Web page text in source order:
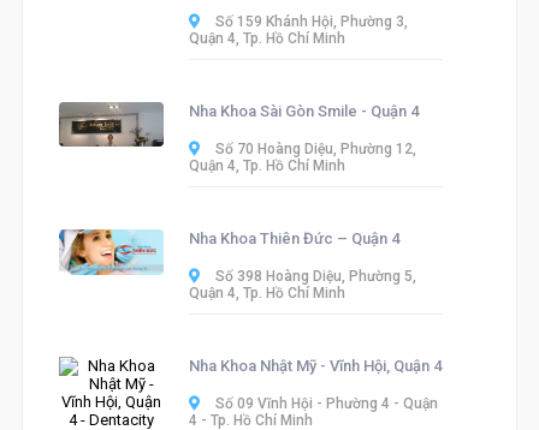
Số 159 Khánh Hội, Phường 3,
Quận 4, Tp. Hồ Chí Minh
Nha Khoa Sài Gòn Smile - Quận 4
Số 70 Hoàng Diệu, Phường 12,
Quận 4, Tp. Hồ Chí Minh
Nha Khoa Thiên Đức – Quận 4
Số 398 Hoàng Diệu, Phường 5,
Quận 4, Tp. Hồ Chí Minh
Nha Khoa Nhật Mỹ - Vĩnh Hội, Quận 4
Số 09 Vĩnh Hội - Phường 4 - Quận
4 - Tp. Hồ Chí Minh